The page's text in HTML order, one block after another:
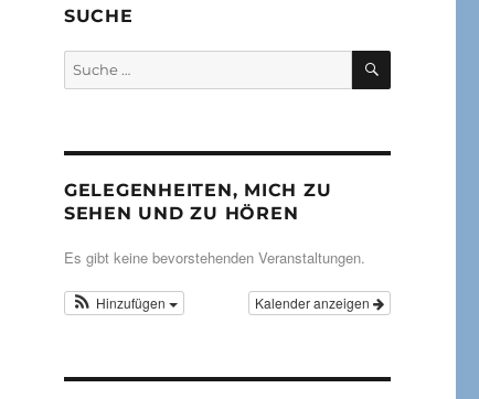
SUCHE
Suche
nach:
SUCHEN
GELEGENHEITEN, MICH ZU
SEHEN UND ZU HÖREN
Es gibt keine bevorstehenden Veranstaltungen.
Kalender anzeigen
Hinzufügen